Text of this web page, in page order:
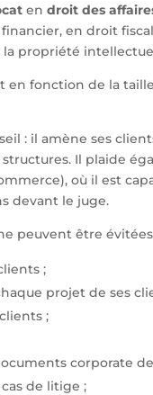
en droit des
en droit
propriété
en fonction de la
: il amène ses
Il plaide
où il est
devant le juge.
peuvent être
;
projet de ses
;
corporate
de litige ;